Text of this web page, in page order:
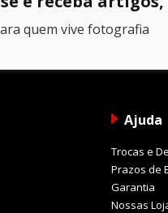
quem vive fotografia
Ajuda
Trocas e
Prazos de
Garantia
Nossas